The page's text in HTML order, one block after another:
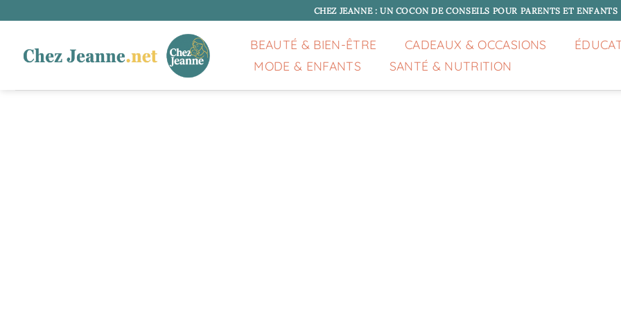
au
CHEZ JEANNE : UN COCON DE CONSEILS POUR PARENTS ET ENFANTS
BEAUTÉ & BIEN-ÊTRE CADEAUX & OCCASIONS
MODE & ENFANTS
SANTÉ & NUTRITION